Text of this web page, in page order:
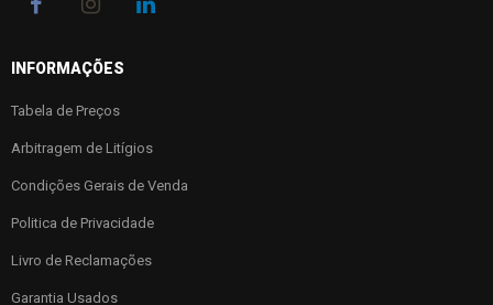
INFORMAÇÕES
Tabela de Preços
Arbitragem de Litígios
Condições Gerais de Venda
Politica de Privacidade
Livro de Reclamações
Garantia Usados